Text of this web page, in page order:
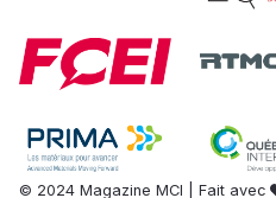
© 2024 Magazine MCI | Fait avec